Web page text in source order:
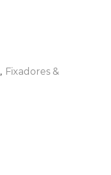
, Fixadores &